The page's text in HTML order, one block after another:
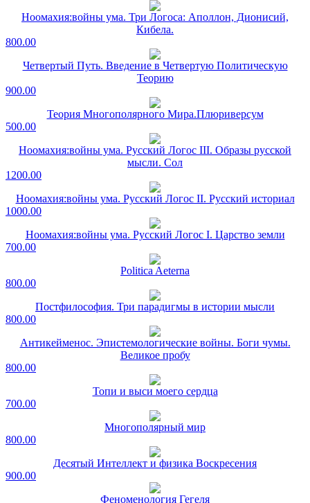
Ноомахия:войны ума. Три Логоса: Аполлон, Дионисий,
Кибела.
800.00
Четвертый Путь. Введение в Четвертую Политическую
Теорию
900.00
Теория Многополярного Мира.Плюриверсум
500.00
Ноомахия:войны ума. Русский Логос III. Образы русской
мысли. Сол
1200.00
Ноомахия:войны ума. Русский Логос II. Русский историал
1000.00
Ноомахия:войны ума. Русский Логос I. Царство земли
700.00
Politica Aeterna
800.00
Постфилософия. Три парадигмы в истории мысли
800.00
Антикейменос. Эпистемологические войны. Боги чумы.
Великое пробу
800.00
Топи и выси моего сердца
700.00
Многополярный мир
800.00
Десятый Интеллект и физика Воскресения
900.00
Феноменология Гегеля